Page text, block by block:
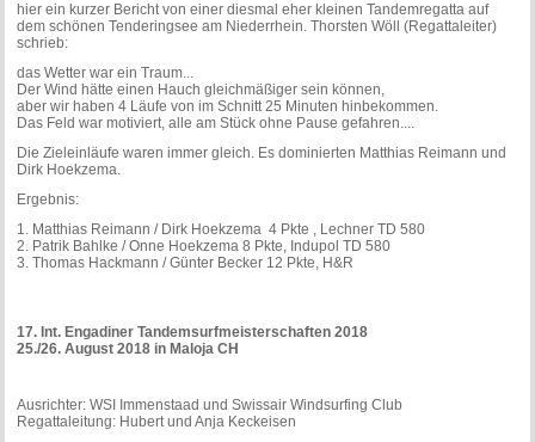
hier ein kurzer Bericht von einer diesmal eher kleinen Tandemregatta auf
dem schönen Tenderingsee am Niederrhein. Thorsten Wöll (Regattaleiter)
schrieb:
das Wetter war ein Traum...
Der Wind hätte einen Hauch gleichmäßiger sein können,
aber wir haben 4 Läufe von im Schnitt 25 Minuten hinbekommen.
Das Feld war motiviert, alle am Stück ohne Pause gefahren....
Die Zieleinläufe waren immer gleich. Es dominierten Matthias Reimann und
Dirk Hoekzema.
Ergebnis:
1. Matthias Reimann / Dirk Hoekzema 4 Pkte , Lechner TD 580
2. Patrik Bahlke / Onne Hoekzema 8 Pkte, Indupol TD 580
3. Thomas Hackmann / Günter Becker 12 Pkte, H&R
17. Int. Engadiner Tandemsurfmeisterschaften 2018
25./26. August 2018 in Maloja CH
Ausrichter: WSI Immenstaad und Swissair Windsurfing Club
Regattaleitung: Hubert und Anja Keckeisen